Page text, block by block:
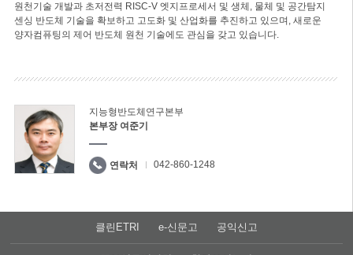
원천기술 개발과 초저전력 RISC-V 엣지프로세서 및 생체, 물체 및 공간탐지
센싱 반도체 기술을 확보하고 고도화 및 산업화를 추진하고 있으며, 새로운
양자컴퓨팅의 제어 반도체 원천 기술에도 관심을 갖고 있습니다.
지능형반도체연구본부
본부장 여준기
연락처 042-860-1248
클린ETRI e-신문고 공익신고